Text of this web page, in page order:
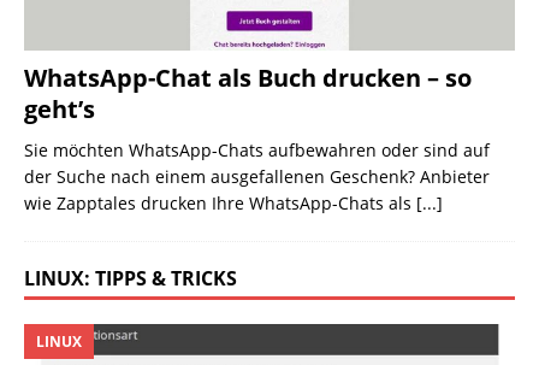
WhatsApp-Chat als Buch drucken – so
geht’s
Sie möchten WhatsApp-Chats aufbewahren oder sind auf
der Suche nach einem ausgefallenen Geschenk? Anbieter
wie Zapptales drucken Ihre WhatsApp-Chats als [...]
LINUX: TIPPS & TRICKS
LINUX